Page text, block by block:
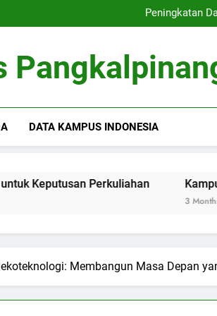
Peningkatan
Kampus Inovatif:
Peningkatan
Kampus Inovatif:
DATA KAMPUS INDONESIA
Perkuliahan Kampus Inovatif:
Membangun Masa Depan